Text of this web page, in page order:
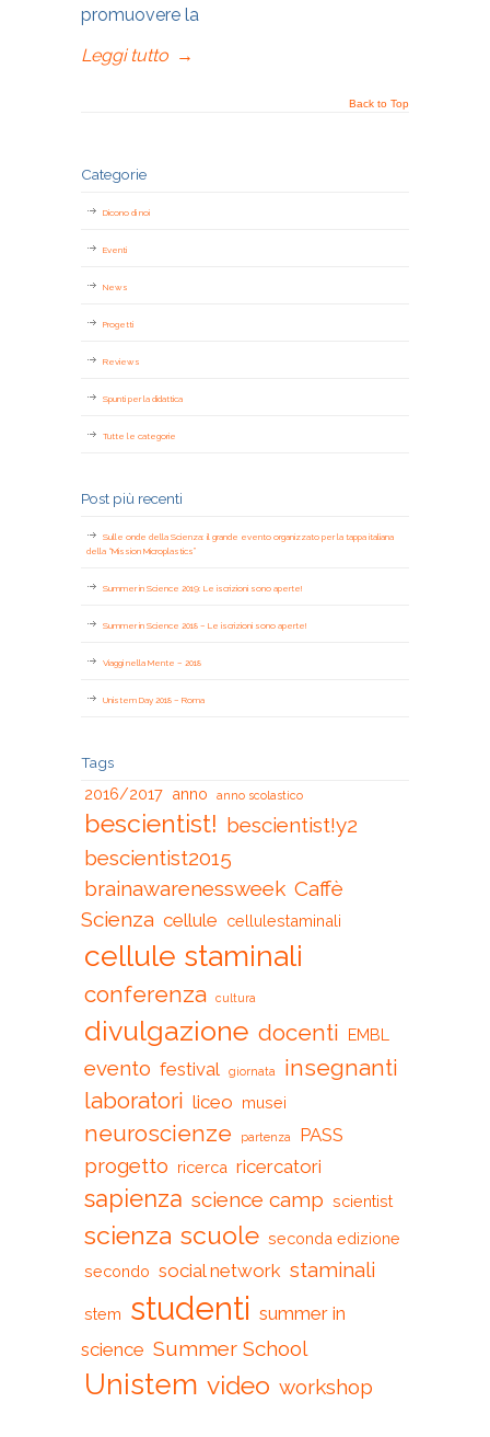
promuovere la
Leggi tutto →
Back to Top
Categorie
Dicono di noi
Eventi
News
Progetti
Reviews
Spunti per la didattica
Tutte le categorie
Post più recenti
Sulle onde della Scienza: il grande evento organizzato per la tappa italiana
della “Mission Microplastics”
Summer in Science 2019: Le iscrizioni sono aperte!
Summer in Science 2018 – Le iscrizioni sono aperte!
Viaggi nella Mente – 2018
Unistem Day 2018 – Roma
Tags
2016/2017 anno anno scolastico
bescientist! bescientist!y2
bescientist2015
brainawarenessweek Caffè
Scienza cellule cellulestaminali
cellule staminali
conferenza cultura
divulgazione docenti EMBL
evento festival giornata
insegnanti
laboratori liceo musei
neuroscienze partenza PASS
progetto ricerca ricercatori
sapienza science camp scientist
scienza scuole seconda edizione
secondo social network staminali
stem studenti summer in
science Summer School
Unistem video workshop